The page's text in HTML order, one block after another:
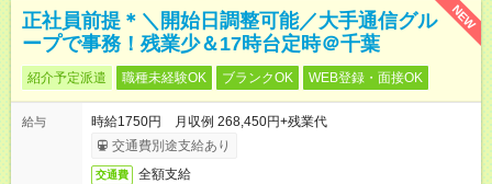
NEW
正社員前提＊＼開始日調整可能／大手通信グル
ープで事務！残業少＆17時台定時＠千葉
紹介予定派遣 職種未経験OK ブランクOK WEB登録・面接OK
給与
時給1750円 月収例 268,450円+残業代
交通費別途支給あり
交通費 全額支給